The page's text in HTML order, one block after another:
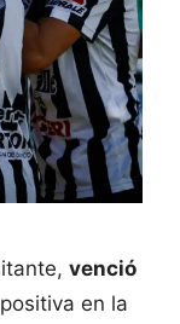
venció
en la